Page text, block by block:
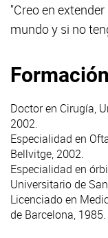
"Creo en
mundo y si no
Formación
Doctor en Cirugía,
2002.
Especialidad en
Bellvitge, 2002.
Especialidad en
Universitario de
Licenciado en
de Barcelona, 1985.